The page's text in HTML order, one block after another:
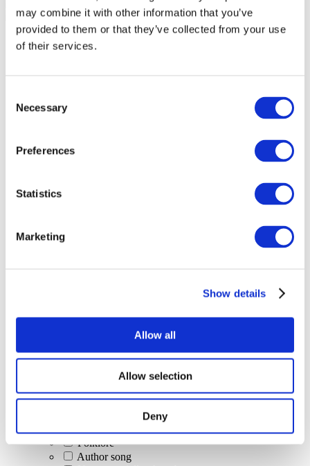
may combine it with other information that you’ve
provided to them or that they’ve collected from your use
of their services.
Selection
Necessary
Preferences
Statistics
Marketing
Show details
Allow all
Allow selection
Deny
Konzerte
Classical music
Rock music
Folklore
Author song